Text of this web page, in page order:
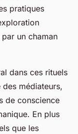
pratiques
un chaman
dans ces rituels
médiateurs,
de conscience
En plus
que les